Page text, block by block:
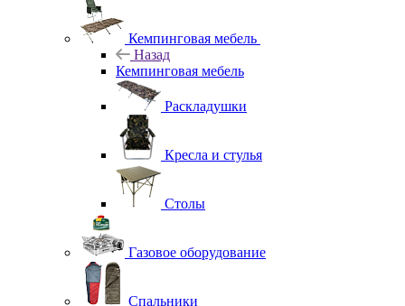
Кемпинговая мебель
Назад
Кемпинговая мебель
Раскладушки
Кресла и стулья
Столы
Газовое оборудование
Спальники